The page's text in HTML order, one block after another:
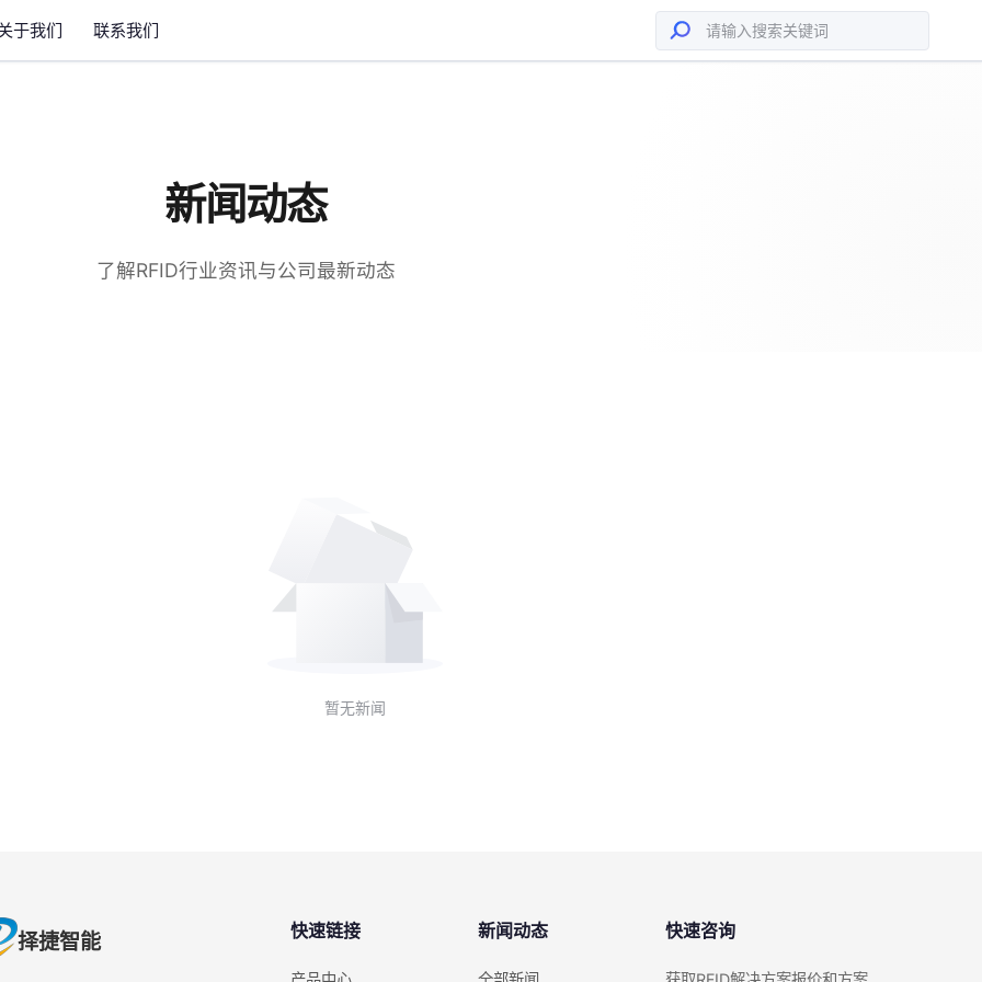
于我们 联系我们
新闻动态
了解RFID行业资讯与公司最新动态
暂无新闻
择捷智能 快速链接 新闻动态 快速咨询